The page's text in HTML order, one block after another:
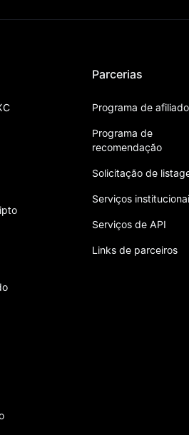
Parcerias
Programa de
Programa de
recomendação
Solicitação de
Serviços
Serviços de API
Links de parceiros